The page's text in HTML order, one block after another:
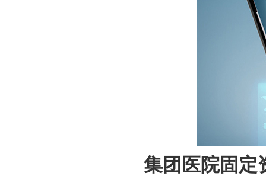
集团医院固定